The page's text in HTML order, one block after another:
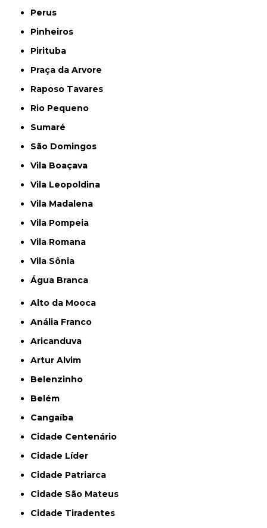
Perus
Pinheiros
Pirituba
Praça da Arvore
Raposo Tavares
Rio Pequeno
Sumaré
São Domingos
Vila Boaçava
Vila Leopoldina
Vila Madalena
Vila Pompeia
Vila Romana
Vila Sônia
Água Branca
Alto da Mooca
Anália Franco
Aricanduva
Artur Alvim
Belenzinho
Belém
Cangaíba
Cidade Centenário
Cidade Líder
Cidade Patriarca
Cidade São Mateus
Cidade Tiradentes